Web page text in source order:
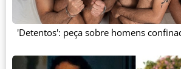
'Detentos': peça sobre homens